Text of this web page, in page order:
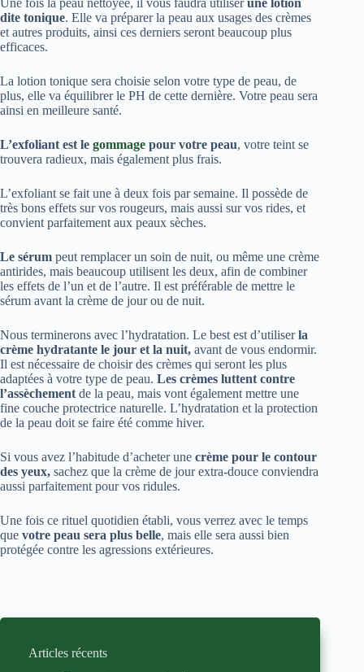
Une fois la peau nettoyée, il vous faudra utiliserune lotion
dite tonique. Elle va préparer la peau aux usages des crèmes
et autres produits, ainsi ces derniers seront beaucoup plus
efficaces.
La lotion tonique sera choisie selon votre type de peau, de
plus, elle va équilibrer le PH de cette dernière. Votre peau sera
ainsi en meilleure santé.
L’exfoliant est le gommage pour votre peau, votre teint se
trouvera radieux, mais également plus frais.
L’exfoliant se fait une à deux fois par semaine. Il possède de
très bons effets sur vos rougeurs, mais aussi sur vos rides, et
convient parfaitement aux peaux sèches.
Le sérum peut remplacer un soin de nuit, ou même une crème
antirides, mais beaucoup utilisent les deux, afin de combiner
les effets de l’un et de l’autre. Il est préférable de mettre le
sérum avant la crème de jour ou de nuit.
Nous terminerons avec l’hydratation. Le best est d’utiliserla
crème hydratante le jour et la nuit, avant de vous endormir.
Il est nécessaire de choisir des crèmes qui seront les plus
adaptées à votre type de peau. Les crèmes luttent contre
l’assèchementde la peau, mais vont également mettre une
fine couche protectrice naturelle. L’hydratation et la protection
de la peau doit se faire été comme hiver.
Si vous avez l’habitude d’acheter une crème pour le contour
des yeux, sachez que la crème de jour extra-douce conviendra
aussi parfaitement pour vos ridules.
Une fois ce rituel quotidien établi, vous verrez avec le temps
que votre peau sera plus belle, mais elle sera aussi bien
protégée contre les agressions extérieures.
Articles récents